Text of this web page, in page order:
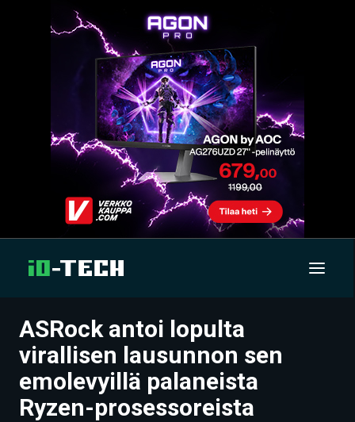
UUTISET
ARTIKKELIT
VIDEOT
ASRock antoi lopulta
virallisen lausunnon sen
emolevyillä palaneista
Ryzen-prosessoreista